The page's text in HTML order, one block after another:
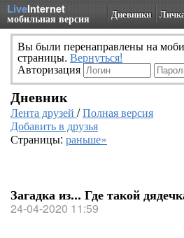
LiveInternet
мобильная версия Дневники
Вы были перенаправлены на
страницы. Вернуться!
Авторизация
Дневник
Лента друзей /Полная версия
Добавить в друзья
Страницы: раньше»
Загадка из... Где такой
24-04-2020 11:59